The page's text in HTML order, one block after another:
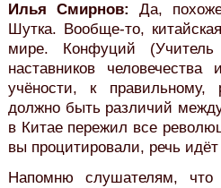
Илья Смирнов:
Да,
Шутка. Вообще-то,
мире. Конфуций
наставников
учёности, к правильному,
должно быть различий
в Китае пережил все
вы процитировали, речь
Напомню слушателям,